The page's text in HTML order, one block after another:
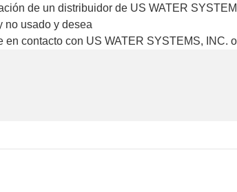
de un distribuidor de US WATER
no usado y desea
en contacto con US WATER SYSTEMS, INC.